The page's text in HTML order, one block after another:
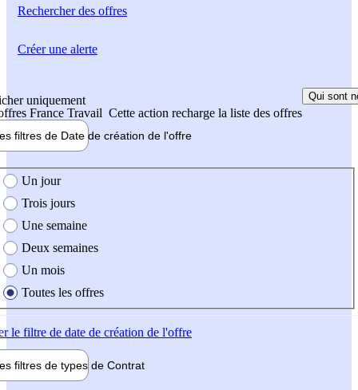
Rechercherdes offres
uniquement
France Travail Cette action recharge la liste des offres
Qui sont
filtres de Date de création de l'offre
création de l'offre
Un jour
Trois jours
Une semaine
Deux semaines
Un mois
Toutes les offres
le filtre de date de création de l'offre
filtres de types de Contrat
Créer une alerte